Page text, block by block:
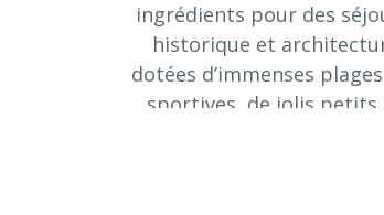
ingrédients pour des
historique et
dotées d’immenses
sportives, de jolis
deux bénéficient d’un
Oléron. Plus petites,